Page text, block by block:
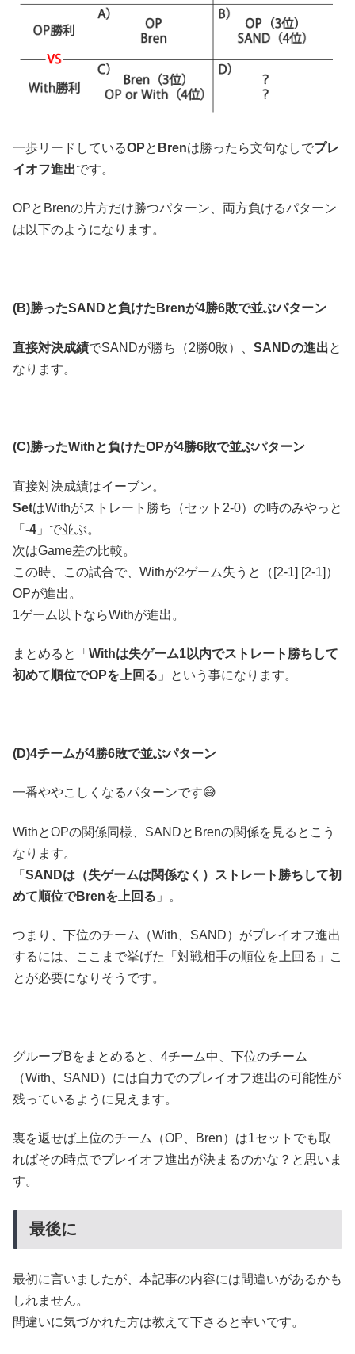
一歩リードしているOPと Brenは勝ったら文句なしでプレ
イオフ進出です。
OPとBrenの片方だけ勝つパターン、両方負けるパターン
は以下のようになります。
(B)勝ったSANDと負けたBrenが4勝6敗で並ぶパターン
直接対決成績でSANDが勝ち（2勝0敗）、 SANDの進出と
なります。
(C)勝ったWithと負けたOPが4勝6敗で並ぶパターン
直接対決成績はイーブン。
SetはWithがストレート勝ち（セット2-0）の時のみやっと
「 -4 」で並ぶ。
次はGame差の比較。
この時、この試合で、Withが2ゲーム失うと（[2-1] [2-1]）
OPが進出。
1ゲーム以下ならWithが進出。
まとめると「 Withは失ゲーム1以内でストレート勝ちして
初めて順位でOPを上回る 」という事になります。
(D)4チームが4勝6敗で並ぶパターン
一番ややこしくなるパターンです😅
WithとOPの関係同様、SANDとBrenの関係を見るとこう
なります。
「 SANDは（失ゲームは関係なく）ストレート勝ちして初
めて順位でBrenを上回る 」。
つまり、下位のチーム（With、SAND）がプレイオフ進出
するには、ここまで挙げた「対戦相手の順位を上回る」こ
とが必要になりそうです。
グループBをまとめると、4チーム中、下位のチーム
（With、SAND）には自力でのプレイオフ進出の可能性が
残っているように見えます。
裏を返せば上位のチーム（OP、Bren）は1セットでも取
ればその時点でプレイオフ進出が決まるのかな？と思いま
す。
最後に
最初に言いましたが、本記事の内容には間違いがあるかも
しれません。
間違いに気づかれた方は教えて下さると幸いです。